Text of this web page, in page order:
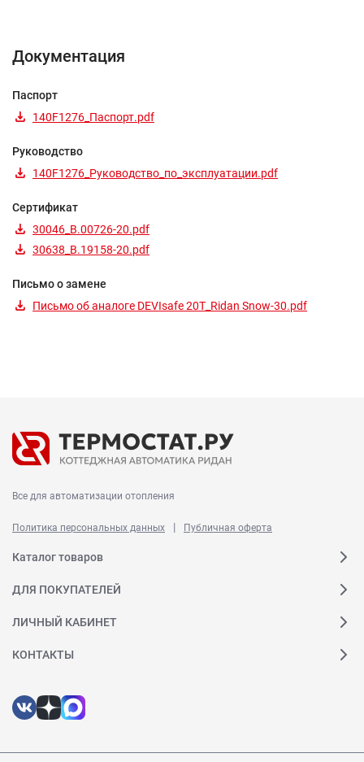
Документация
Паспорт
140F1276_Паспорт.pdf
Руководство
140F1276_Руководство_по_эксплуатации.pdf
Сертификат
30046_B.00726-20.pdf
30638_B.19158-20.pdf
Письмо о замене
Письмо об аналоге DEVIsafe 20T_Ridan Snow-30.pdf
Все для автоматизации отопления
Политика персональных данных | Публичная оферта
Каталог товаров
ДЛЯ ПОКУПАТЕЛЕЙ
ЛИЧНЫЙ КАБИНЕТ
КОНТАКТЫ